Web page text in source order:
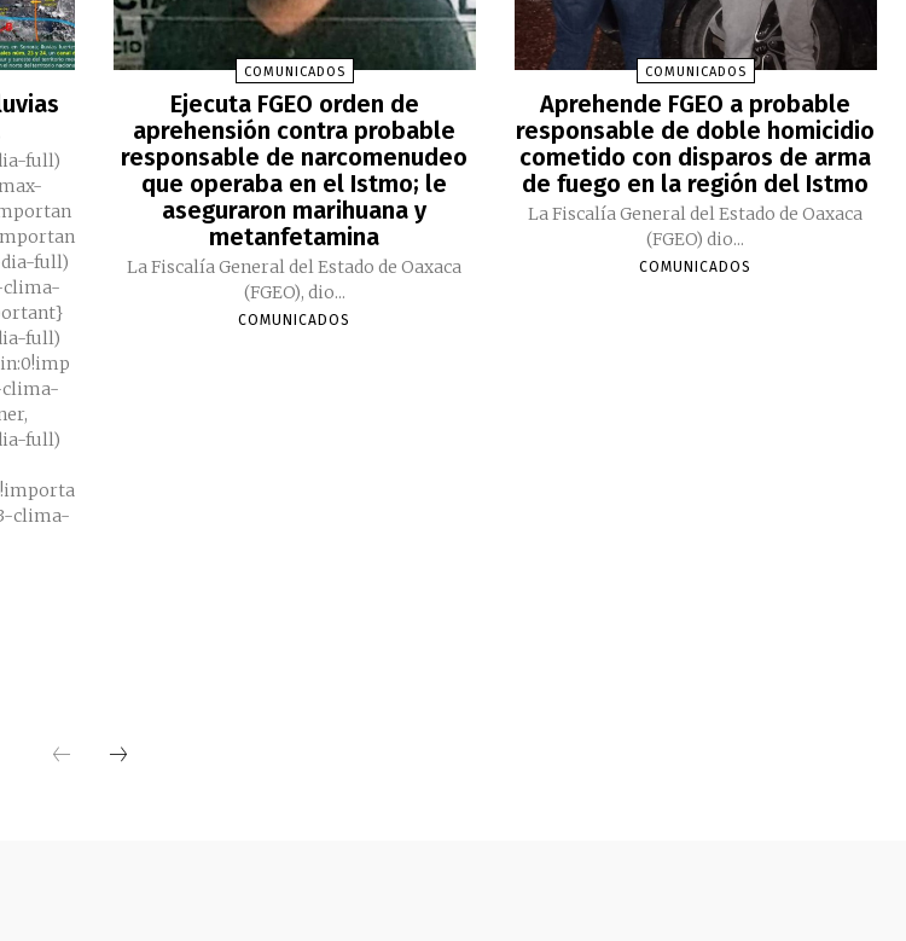
full)
full)
clima-
full)
clima-
full)
COMUNICADOS
Ejecuta FGEO orden de
aprehensión contra probable
responsable de narcomenudeo
que operaba en el Istmo; le
aseguraron marihuana y
metanfetamina
La Fiscalía General del Estado de Oaxaca
(FGEO), dio...
COMUNICADOS
COMUNICADOS
Aprehende FGEO a probable
responsable de doble homicidio
cometido con disparos de arma
de fuego en la región del Istmo
La Fiscalía General del Estado de Oaxaca
(FGEO) dio...
COMUNICADOS